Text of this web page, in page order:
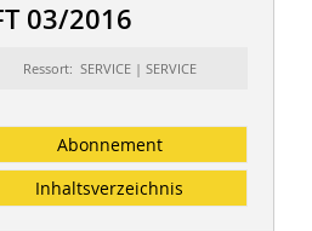
03/2016
Ressort: SERVICE | SERVICE
Abonnement
Inhaltsverzeichnis